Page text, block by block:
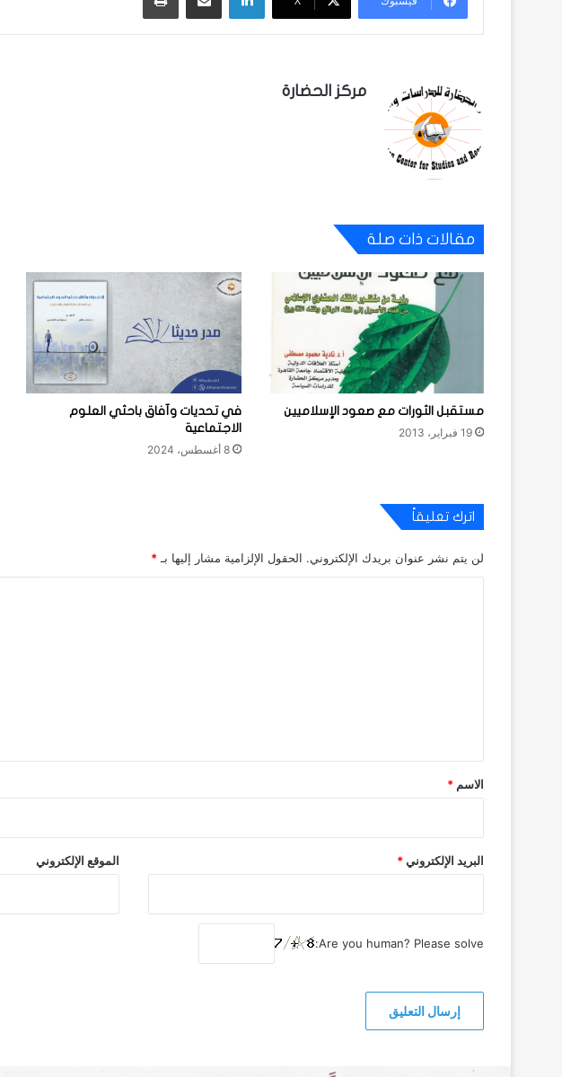
مركز الحضارة
مقالات ذات صلة
مستقبل الثورات مع صعود الإسلاميين
19 فبراير، 2013
في تحديات وآفاق باحثي العلوم
الاجتماعية
8 أغسطس، 2024
اترك تعليقاً
لن يتم نشر عنوان بريدك الإلكتروني. الحقول الإلزامية مشار إليها بـ *
*
الاسم *
البريد الإلكتروني * الموقع الإلكتروني
Are you human? Please solve: